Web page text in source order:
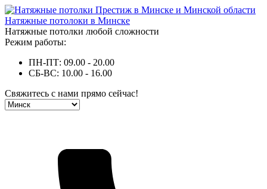
Натяжные потолоки в Минске
Натяжные потолки любой сложности
Режим работы:
ПН-ПТ: 09.00 - 20.00
СБ-ВС: 10.00 - 16.00
Свяжитесь с нами прямо сейчас!